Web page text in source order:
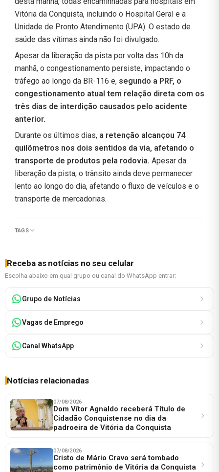
Vitória da Conquista, incluindo o Hospital Geral e a
Unidade de Pronto Atendimento (UPA). O estado de
saúde das vítimas ainda não foi divulgado.
Apesar da liberação da pista por volta das 10h da
manhã, o congestionamento persiste, impactando o
tráfego ao longo da BR-116 e, segundo a PRF, o
congestionamento atual tem relação direta com os
três dias de interdição causados pelo acidente
anterior.
Durante os últimos dias, a retenção alcançou 74
quilômetros nos dois sentidos da via, afetando o
transporte de produtos pela rodovia. Apesar da
liberação da pista, o trânsito ainda deve permanecer
lento ao longo do dia, afetando o fluxo de veículos e o
transporte de mercadorias.
TAGS
Receba as notícias no seu celular
Escolha abaixo em qual grupo ou canal do WhatsApp entrar:
Grupo de Notícias
Vagas de Emprego
Canal WhatsApp
Notícias relacionadas
07/08/2026
Dom Vítor Agnaldo receberá Título de
Cidadão Conquistense no dia da
padroeira de Vitória da Conquista
07/08/2026
Cristo de Mário Cravo será tombado
como patrimônio de Vitória da Conquista